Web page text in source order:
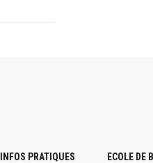
INFOS PRATIQUES ECOLE DE